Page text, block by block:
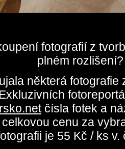
fotografií z
plném rozlišení?
některá fotografie
čísla fotek a
cenu za
je 55 Kč / ks v.